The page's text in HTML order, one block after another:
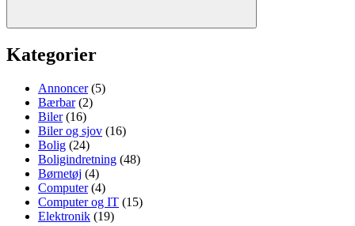
Søg
Kategorier
Annoncer(5)
Bærbar(2)
Biler(16)
Biler og sjov (16)
Bolig (24)
Boligindretning (48)
Børnetøj (4)
Computer(4)
Computer og IT (15)
Elektronik (19)